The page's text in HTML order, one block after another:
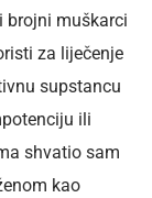
brojni muškarci
za liječenje
supstancu
ili
shvatio sam
kao